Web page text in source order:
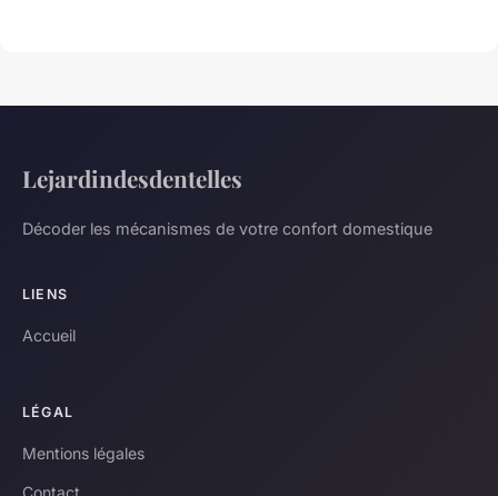
Lejardindesdentelles
Décoder les mécanismes de votre confort domestique
LIENS
Accueil
LÉGAL
Mentions légales
Contact